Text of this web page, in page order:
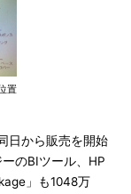
置
日から販売を開始
のBIツール、HP
」も1048万